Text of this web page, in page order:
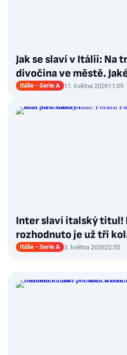
Jak se slaví v Itálii: Na
divočina ve městě.
Itálie - Serie A 11. května 202611:05
Inter slaví italský titul!
rozhodnuto je už tři
Itálie - Serie A 3. května 202622:55